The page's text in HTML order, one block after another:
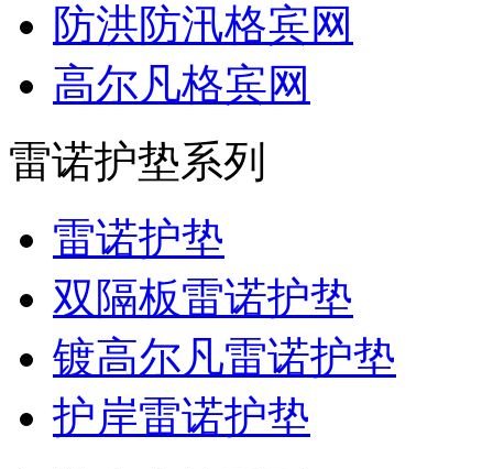
防洪防汛格宾网
高尔凡格宾网
雷诺护垫系列
雷诺护垫
双隔板雷诺护垫
镀高尔凡雷诺护垫
护岸雷诺护垫